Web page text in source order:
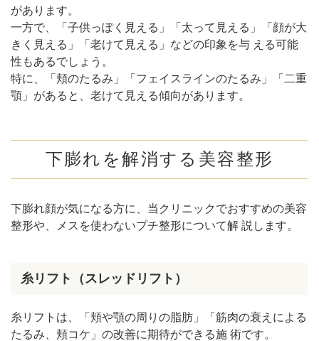
があります。
一方で、「子供っぽく見える」「太って見える」「顔が大
きく見える」「老けて見える」などの印象を与 える可能
性もあるでしょう。
特に、「頬のたるみ」「フェイスラインのたるみ」「二重
顎」があると、老けて見える傾向があります。
下膨れを解消する美容整形
下膨れ顔が気になる方に、当クリニックでおすすめの美容
整形や、メスを使わないプチ整形について解 説します。
糸リフト（スレッドリフト）
糸リフトは、「頬や顎の周りの脂肪」「筋肉の衰えによる
たるみ、頬コケ」の改善に期待ができる施 術です。